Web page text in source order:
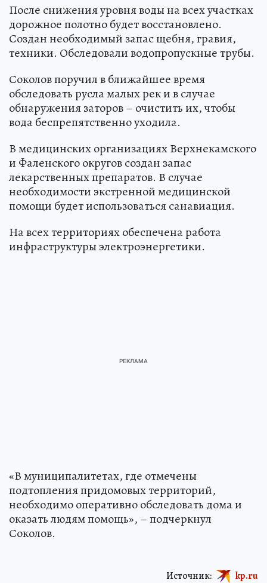
После снижения уровня воды на всех участках
дорожное полотно будет восстановлено.
Создан необходимый запас щебня, гравия,
техники. Обследовали водопропускные трубы.
Соколов поручил в ближайшее время
обследовать русла малых рек и в случае
обнаружения заторов – очистить их, чтобы
вода беспрепятственно уходила.
В медицинских организациях Верхнекамского
и Фаленского округов создан запас
лекарственных препаратов. В случае
необходимости экстренной медицинской
помощи будет использоваться санавиация.
На всех территориях обеспечена работа
инфраструктуры электроэнергетики.
«В муниципалитетах, где отмечены
подтопления придомовых территорий,
необходимо оперативно обследовать дома и
оказать людям помощь», – подчеркнул
Соколов.
Источник: kp.ru